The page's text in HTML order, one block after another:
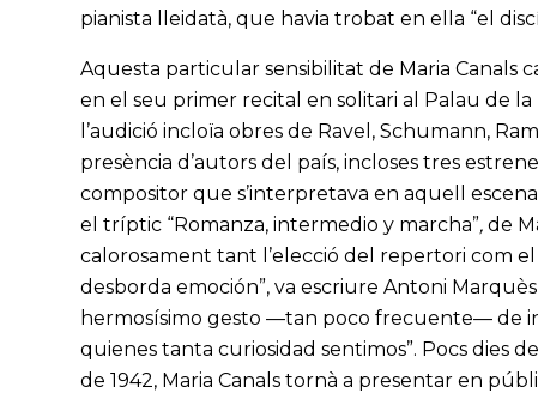
pianista lleidatà, que havia trobat en ella “el
Aquesta particular sensibilitat de Maria Canals
en el seu primer recital en solitari al Palau de
l’audició incloïa obres de Ravel, Schumann,
presència d’autors del país, incloses tres
compositor que s’interpretava en aquell
el tríptic “Romanza, intermedio y marcha”,de
calorosament tant l’elecció del repertori com
desborda emoción”, va escriure Antoni
hermosísimo gesto —tan poco frecuente— de
quienes tanta curiosidad sentimos”. Pocs dies
de 1942, Maria Canals tornà a presentar en